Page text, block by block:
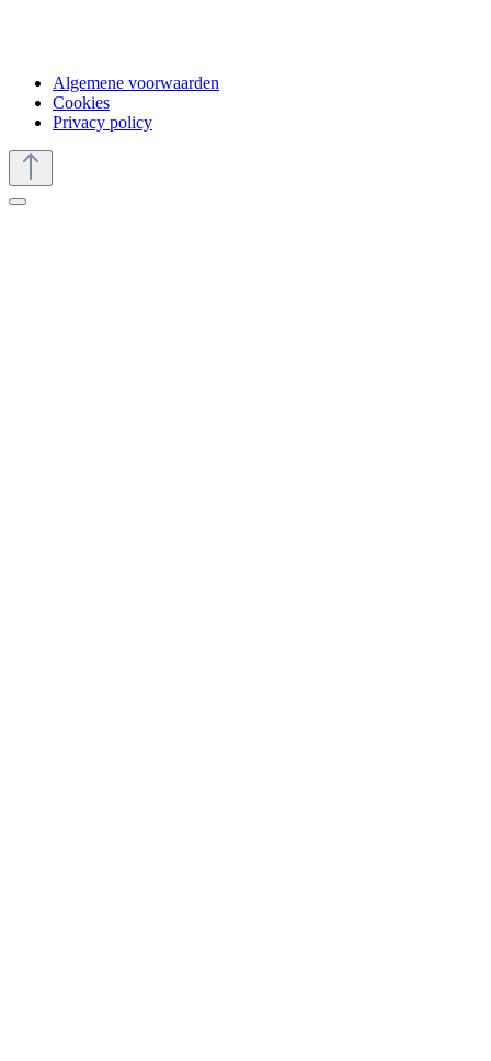
Algemene voorwaarden
Cookies
Privacy policy